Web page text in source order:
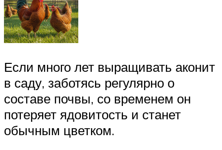
Если много лет выращивать аконит
в саду, заботясь регулярно о
составе почвы, со временем он
потеряет ядовитость и станет
обычным цветком.